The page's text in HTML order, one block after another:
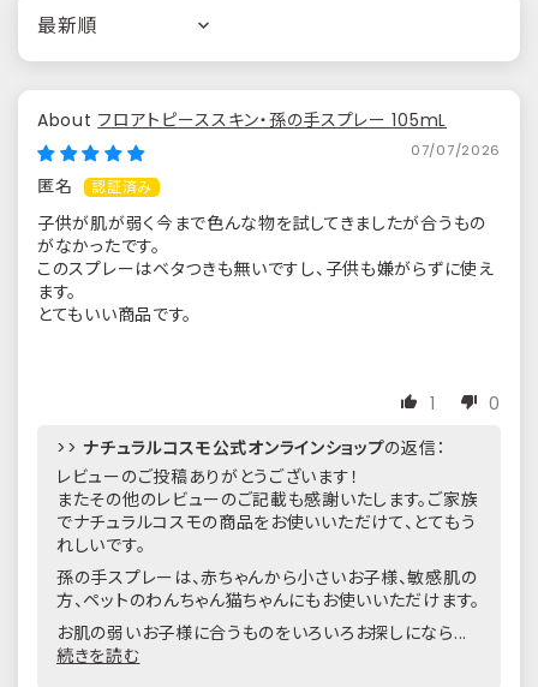
Sort by
フロアトピーススキン・孫の手スプレー 105mL
07/07/2026
匿名
子供が肌が弱く今まで色んな物を試してきましたが合うもの
がなかったです。
このスプレーはベタつきも無いですし、子供も嫌がらずに使え
ます。
とてもいい商品です。
1
0
>> ナチュラルコスモ公式オンラインショップの返信：
レビューのご投稿ありがとうございます！
またその他のレビューのご記載も感謝いたします。ご家族
でナチュラルコスモの商品をお使いいただけて、とてもう
れしいです。
孫の手スプレーは、赤ちゃんから小さいお子様、敏感肌の
方、ペットのわんちゃん猫ちゃんにもお使いいただけます。
お肌の弱いお子様に合うものをいろいろお探しになら...
続きを読む